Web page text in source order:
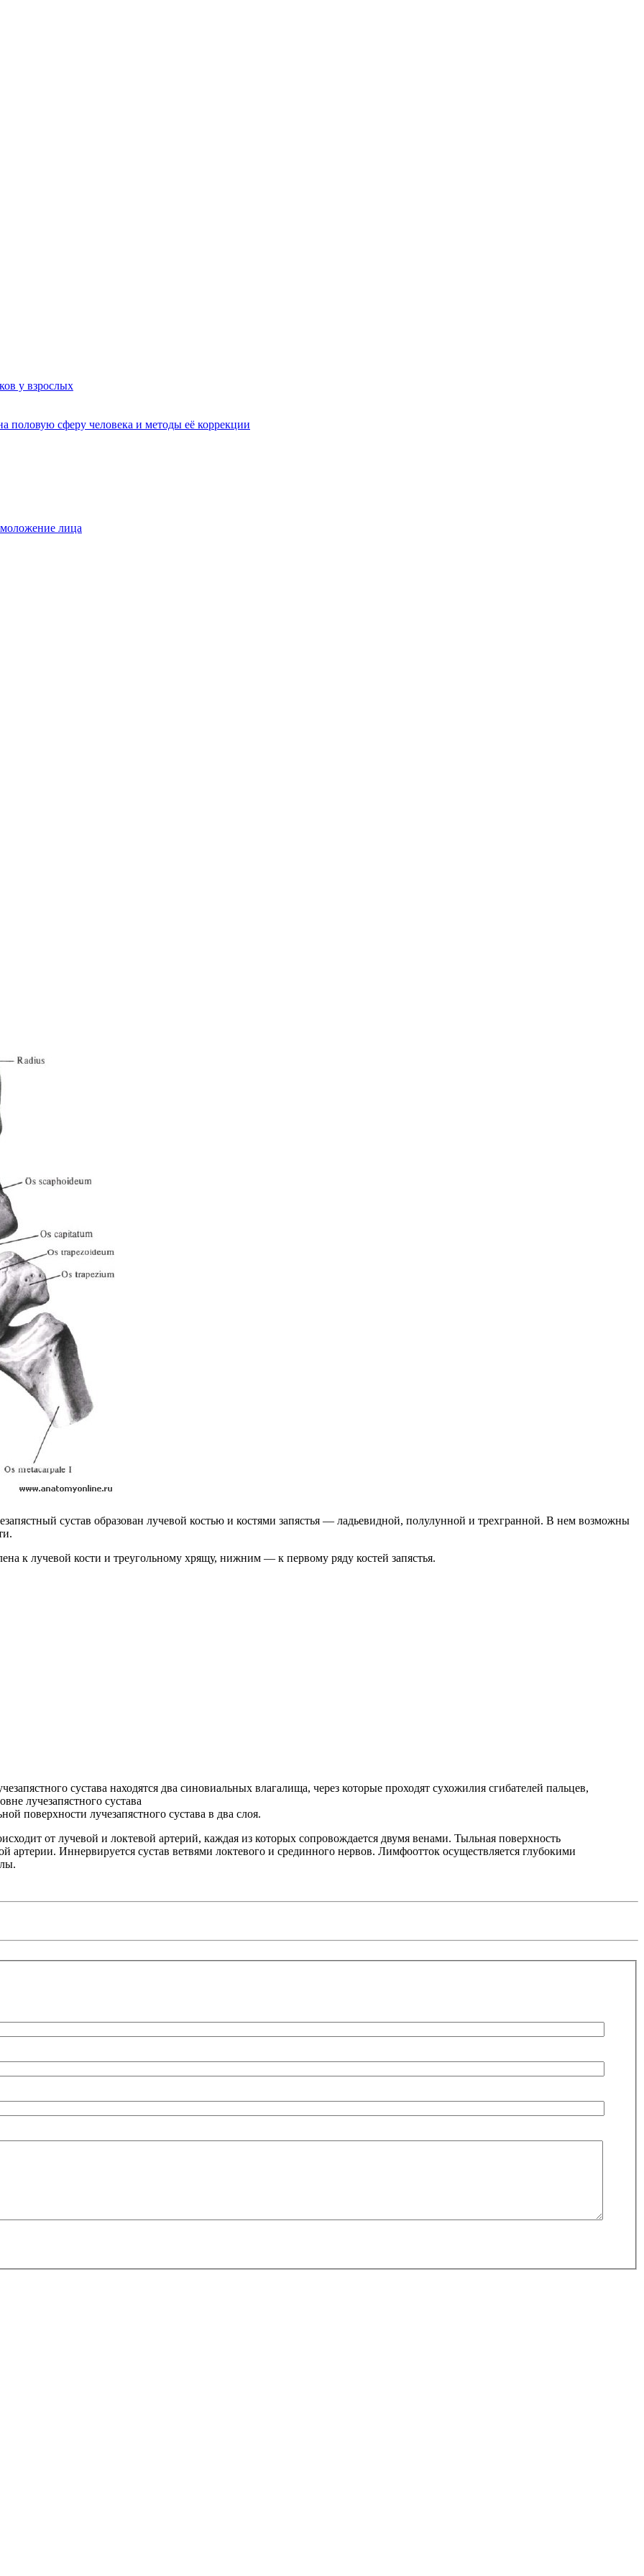
у взрослых
половую сферу человека и методы её коррекции
лица
сустав образован лучевой костью и костями запястья — ладьевидной, полулунной и трехгранной. В нем возможны
к лучевой кости и треугольному хрящу, нижним — к первому ряду костей запястья.
сустава находятся два синовиальных влагалища, через которые проходят сухожилия сгибателей пальцев,
лучезапястного сустава
поверхности лучезапястного сустава в два слоя.
от лучевой и локтевой артерий, каждая из которых сопровождается двумя венами. Тыльная поверхность
артерии. Иннервируется сустав ветвями локтевого и срединного нервов. Лимфоотток осуществляется глубокими